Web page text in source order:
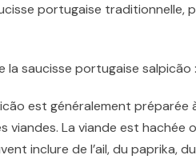
portugaise traditionnelle,
la saucisse portugaise salpicão :
est généralement
viandes. La viande est
inclure de l’ail, du paprika,